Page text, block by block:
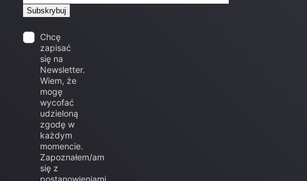
Chcę
zapisać
się na
Newsletter.
Wiem, że
mogę
wycofać
udzieloną
zgodę w
każdym
momencie.
Zapoznałem/am
się z
postanowieniami